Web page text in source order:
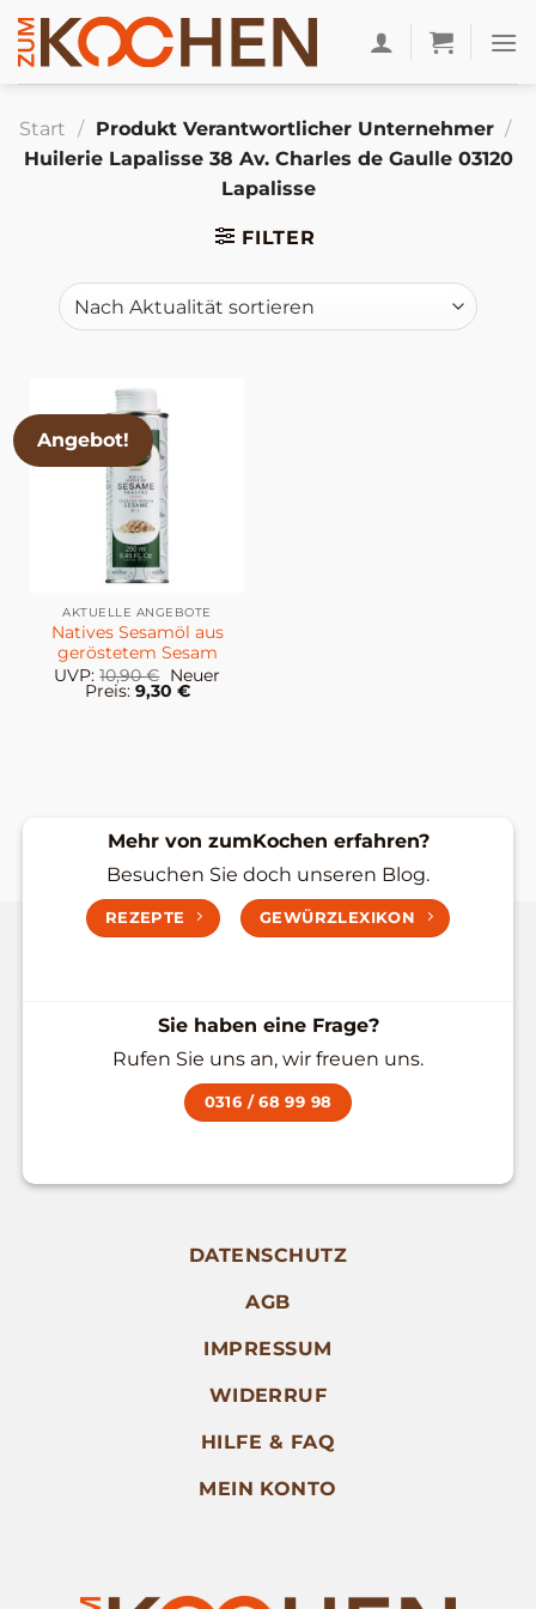
Zum
Inhalt
springen
Start / Produkt Verantwortlicher Unternehmer /
Huilerie Lapalisse 38 Av. Charles de Gaulle 03120
Lapalisse
FILTER
Angebot!
AKTUELLE ANGEBOTE
Natives Sesamöl aus
geröstetem Sesam
UVP: 10,90€ Ursprünglicher
Preis
Neuer
Preis: 9,30 €Aktueller
Mehr von zumKochen erfahren?
Besuchen Sie doch unseren Blog.
REZEPTE GEWÜRZLEXIKON
Sie haben eine Frage?
Rufen Sie uns an, wir freuen uns.
0316 / 68 99 98
DATENSCHUTZ
AGB
IMPRESSUM
WIDERRUF
HILFE & FAQ
MEIN KONTO